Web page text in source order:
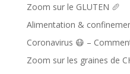
Zoom sur le GLUTEN 🥖
Alimentation &
Coronavirus 😷 –
Zoom sur les graines de